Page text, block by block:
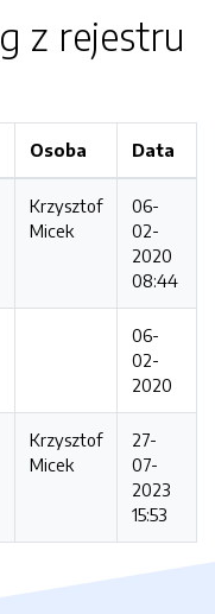
z rejestru
Osoba Data
Krzysztof
Micek
06-
02-
2020
08:44
06-
02-
2020
Krzysztof
Micek
27-
07-
2023
15:53